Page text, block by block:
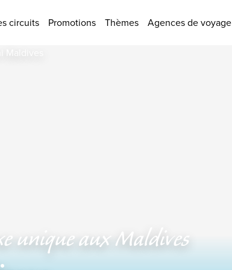
circuits Promotions Thèmes Agences de voyage
unique aux Maldives